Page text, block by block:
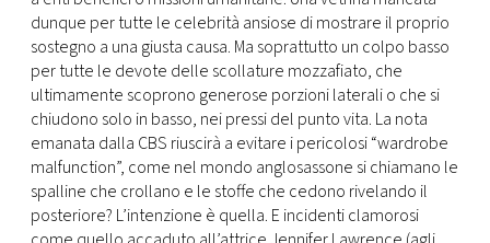
dunque per tutte le celebrità ansiose di mostrare il proprio
sostegno a una giusta causa. Ma soprattutto un colpo basso
per tutte le devote delle scollature mozzafiato, che
ultimamente scoprono generose porzioni laterali o che si
chiudono solo in basso, nei pressi del punto vita. La nota
emanata dalla CBS riuscirà a evitare i pericolosi “wardrobe
malfunction”, come nel mondo anglosassone si chiamano le
spalline che crollano e le stoffe che cedono rivelando il
posteriore? L’intenzione è quella. E incidenti clamorosi